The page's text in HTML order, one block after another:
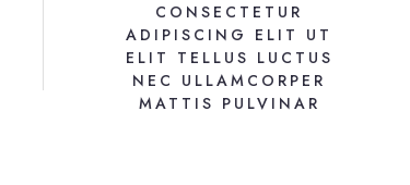
CONSECTETUR
ADIPISCING ELIT UT
ELIT TELLUS LUCTUS
NEC ULLAMCORPER
MATTIS PULVINAR